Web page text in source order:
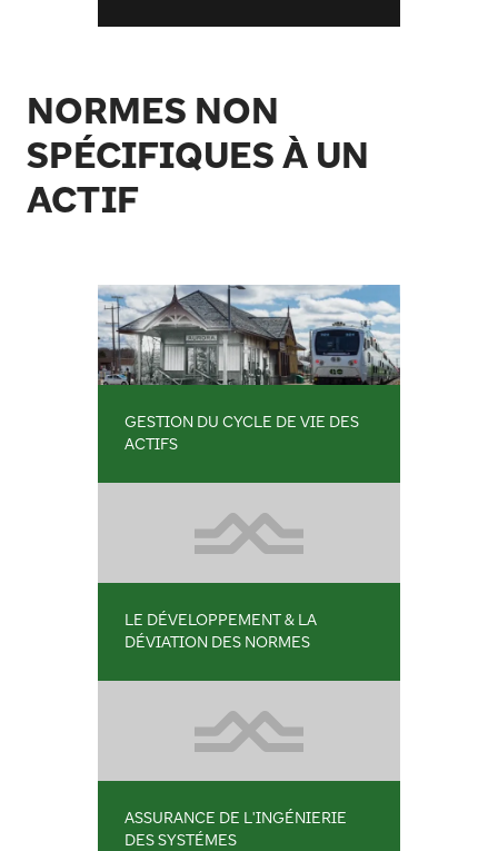
NORMES NON
SPÉCIFIQUES À UN
ACTIF
GESTION DU CYCLE DE VIE DES
ACTIFS
LE DÉVELOPPEMENT & LA
DÉVIATION DES NORMES
ASSURANCE DE L'INGÉNIERIE
DES SYSTÉMES